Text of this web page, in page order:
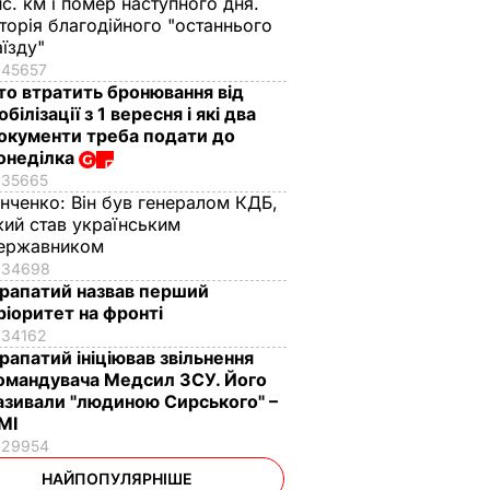
благодійного "останнього
45657
втратить бронювання від
з 1 вересня і які два
треба подати до
35665
Він був генералом КДБ,
став українським
34698
назвав перший
на фронті
34162
ініціював звільнення
Медсил ЗСУ. Його
"людиною Сирського" –
29954
НАЙПОПУЛЯРНІШЕ